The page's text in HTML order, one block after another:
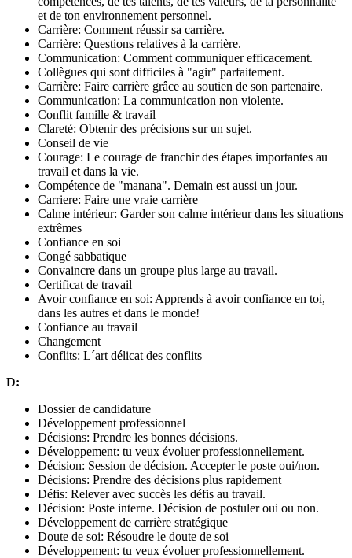
et de ton environnement personnel.
Carrière: Comment réussir sa carrière.
Carrière: Questions relatives à la carrière.
Communication: Comment communiquer efficacement.
Collègues qui sont difficiles à "agir" parfaitement.
Carrière: Faire carrière grâce au soutien de son partenaire.
Communication: La communication non violente.
Conflit famille & travail
Clareté: Obtenir des précisions sur un sujet.
Conseil de vie
Courage: Le courage de franchir des étapes importantes au
travail et dans la vie.
Compétence de "manana". Demain est aussi un jour.
Carriere: Faire une vraie carrière
Calme intérieur: Garder son calme intérieur dans les situations
extrêmes
Confiance en soi
Congé sabbatique
Convaincre dans un groupe plus large au travail.
Certificat de travail
Avoir confiance en soi: Apprends à avoir confiance en toi,
dans les autres et dans le monde!
Confiance au travail
Changement
Conflits: L´art délicat des conflits
D:
Dossier de candidature
Développement professionnel
Décisions: Prendre les bonnes décisions.
Développement: tu veux évoluer professionnellement.
Décision: Session de décision. Accepter le poste oui/non.
Décisions: Prendre des décisions plus rapidement
Défis: Relever avec succès les défis au travail.
Décision: Poste interne. Décision de postuler oui ou non.
Développement de carrière stratégique
Doute de soi: Résoudre le doute de soi
Développement: tu veux évoluer professionnellement.